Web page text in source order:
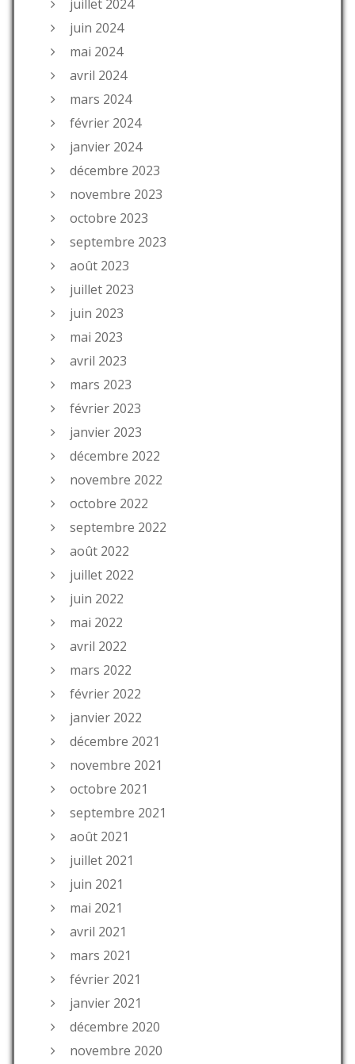
juillet 2024
juin 2024
mai 2024
avril 2024
mars 2024
février 2024
janvier 2024
décembre 2023
novembre 2023
octobre 2023
septembre 2023
août 2023
juillet 2023
juin 2023
mai 2023
avril 2023
mars 2023
février 2023
janvier 2023
décembre 2022
novembre 2022
octobre 2022
septembre 2022
août 2022
juillet 2022
juin 2022
mai 2022
avril 2022
mars 2022
février 2022
janvier 2022
décembre 2021
novembre 2021
octobre 2021
septembre 2021
août 2021
juillet 2021
juin 2021
mai 2021
avril 2021
mars 2021
février 2021
janvier 2021
décembre 2020
novembre 2020